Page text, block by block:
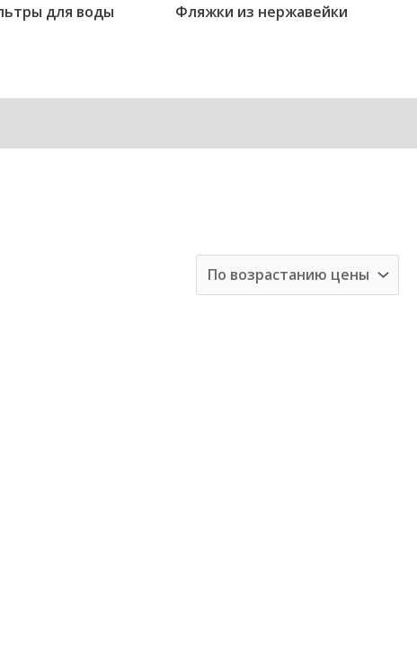
для воды Фляжки из нержавейки